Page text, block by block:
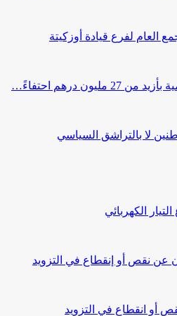
العام لفرع قيادة أوزكيتة
درهم احتفاءً…
لا بالتراشق السياسي
الكهربائي
عن نقص أو إنقطاع في التزويد
أو انقطاع في التزويد